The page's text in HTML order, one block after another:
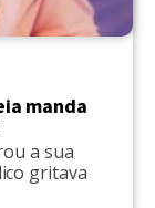
manda
a sua
gritava